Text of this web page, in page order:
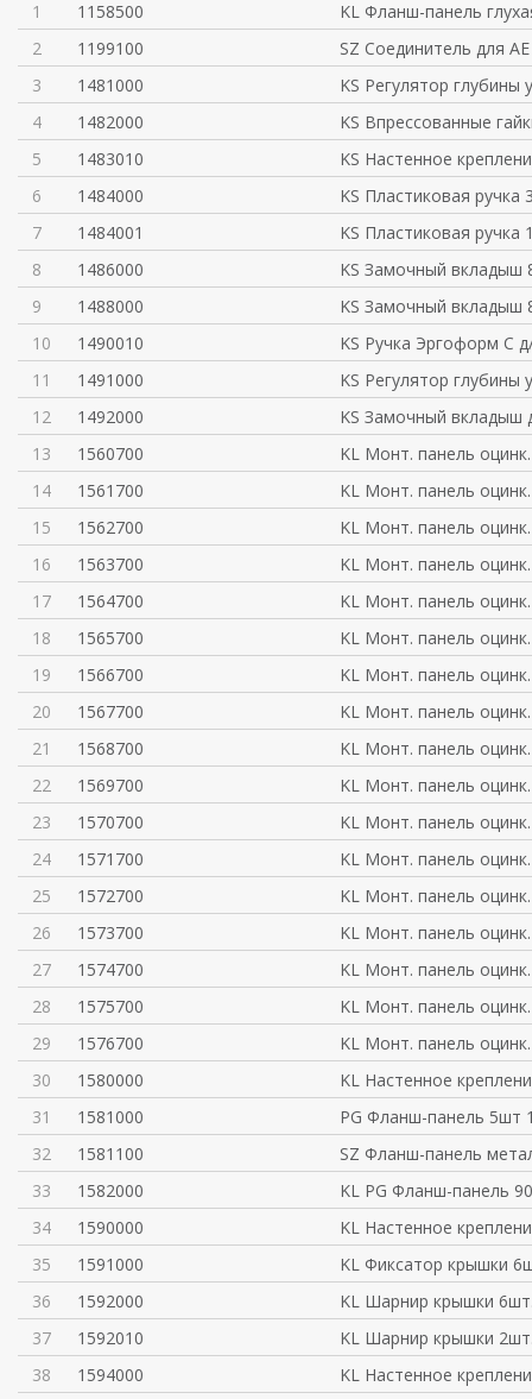
1 1158500
KL Фланш-панель
2
1199100
SZ Соединитель для AE
3
1481000
KS Регулятор глубины
4
1482000
KS Впрессованные
5
1483010
KS Настенное
6
1484000
KS Пластиковая ручка
7
1484001
KS Пластиковая ручка
8
1486000
KS Замочный вкладыш
9
1488000
KS Замочный вкладыш
10
1490010
KS Ручка Эргоформ С
11
1491000
KS Регулятор глубины
12
1492000
KS Замочный вкладыш
13
1560700
KL Монт. панель
14
1561700
KL Монт. панель
15
1562700
KL Монт. панель
16
1563700
KL Монт. панель
17
1564700
KL Монт. панель
18
1565700
KL Монт. панель
19
1566700
KL Монт. панель
20
1567700
KL Монт. панель
21
1568700
KL Монт. панель
22
1569700
KL Монт. панель
23
1570700
KL Монт. панель
24
1571700
KL Монт. панель
25
1572700
KL Монт. панель
26
1573700
KL Монт. панель
27
1574700
KL Монт. панель
28
1575700
KL Монт. панель
29
1576700
KL Монт. панель
30
1580000
KL Настенное
31
1581000
PG Фланш-панель 5шт
32
1581100
SZ Фланш-панель
33
1582000
KL PG Фланш-панель
34
1590000
KL Настенное
35
1591000
KL Фиксатор крышки
36
1592000
KL Шарнир крышки
37
1592010
KL Шарнир крышки
38
1594000
KL Настенное